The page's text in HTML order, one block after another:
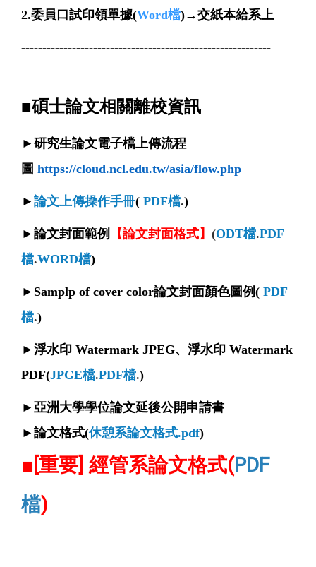
2.委員口試印領單據(Word檔)→交紙本給系上
-----------------------------------------------------------
■碩士論文相關離校資訊
► 研究生論文電子檔上傳流程
圖 https://cloud.ncl.edu.tw/asia/flow.php
► 論文上傳操作手冊( PDF檔.)
► 論文封面範例 【論文封面格式】 (ODT檔.PDF
檔.WORD檔)
►Samplp of cover color論文封面顏色圖例( PDF
檔.)
►浮水印 Watermark JPEG、浮水印 Watermark
PDF(JPGE檔.PDF檔.)
► 亞洲大學學位論文延後公開申請書
►論文格式(休憩系論文格式.pdf)
■[重要] 經管系論文格式(PDF
檔)